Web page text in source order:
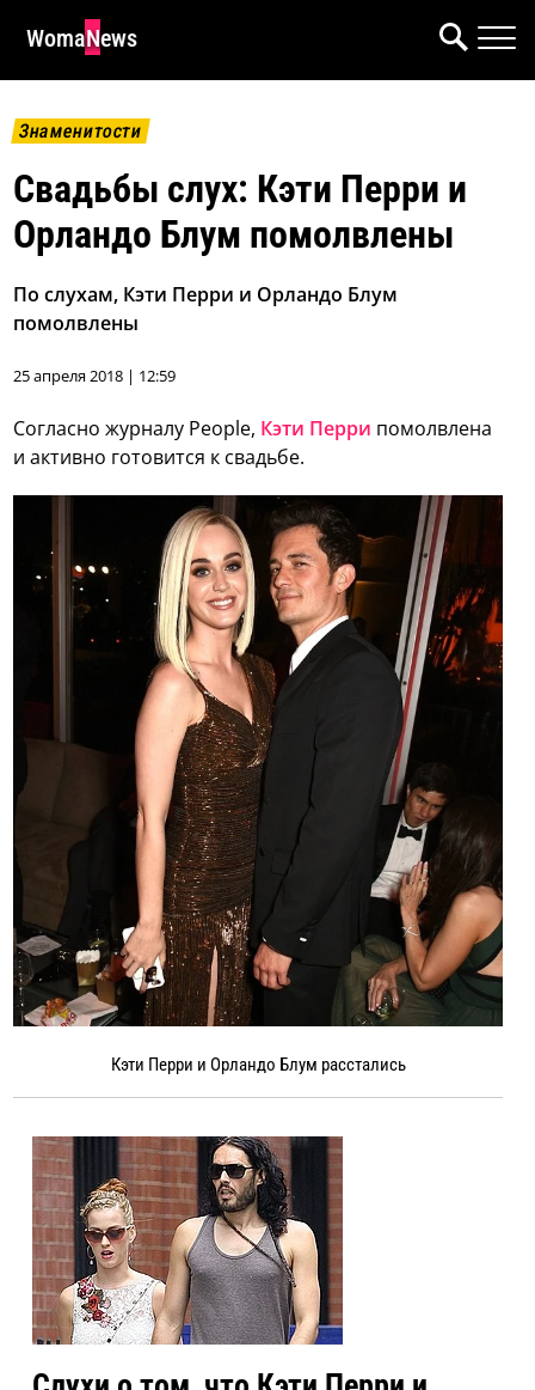
WomaNews
Знаменитости
Свадьбы слух: Кэти Перри и
Орландо Блум помолвлены
По слухам, Кэти Перри и Орландо Блум
помолвлены
25 апреля 2018 | 12:59
Согласно журналу People, Кэти Перри помолвлена
и активно готовится к свадьбе.
Кэти Перри и Орландо Блум расстались